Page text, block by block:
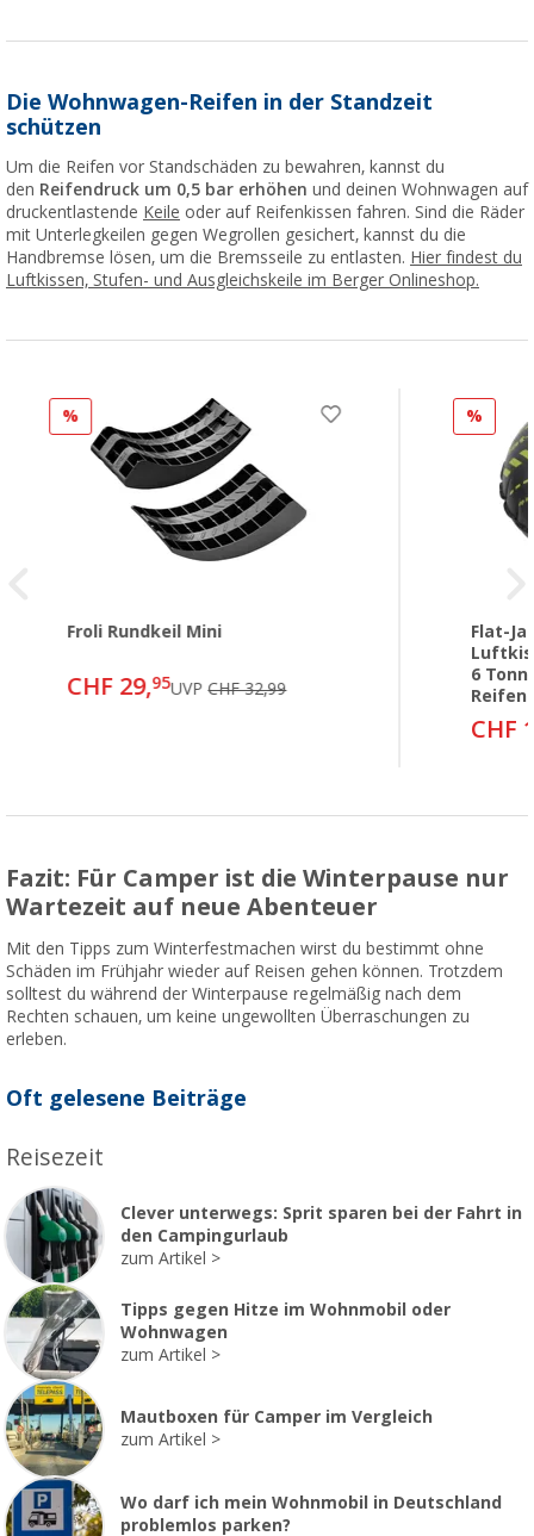
Die Wohnwagen-Reifen in der Standzeit
schützen
Um die Reifen vor Standschäden zu bewahren, kannst du
den Reifendruck um 0,5 bar erhöhen und deinen Wohnwagen auf
druckentlastende Keile oder auf Reifenkissen fahren. Sind die Räder
mit Unterlegkeilen gegen Wegrollen gesichert, kannst du die
Handbremse lösen, um die Bremsseile zu entlasten. Hier findest du
Luftkissen, Stufen- und Ausgleichskeile im Berger Onlineshop.
%
Froli Rundkeil Mini
CHF 29,95UVPCHF 32,99
%
Flat-
6
CHF
Fazit: Für Camper ist die Winterpause nur
Wartezeit auf neue Abenteuer
Mit den Tipps zum Winterfestmachen wirst du bestimmt ohne
Schäden im Frühjahr wieder auf Reisen gehen können. Trotzdem
solltest du während der Winterpause regelmäßig nach dem
Rechten schauen, um keine ungewollten Überraschungen zu
erleben.
Oft gelesene Beiträge
Reisezeit
Clever unterwegs: Sprit sparen bei der Fahrt in
den Campingurlaub
zum Artikel
Tipps gegen Hitze im Wohnmobil oder
Wohnwagen
zum Artikel
Mautboxen für Camper im Vergleich
zum Artikel
Wo darf ich mein Wohnmobil in Deutschland
problemlos parken?